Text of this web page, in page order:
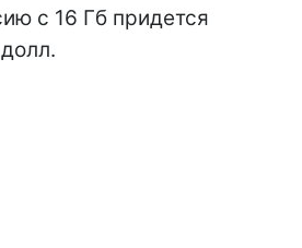
с 16 Гб придется